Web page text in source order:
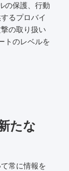
の保護、行動
るプロバイ
の取り扱い
トのレベルを
たな
常に情報を